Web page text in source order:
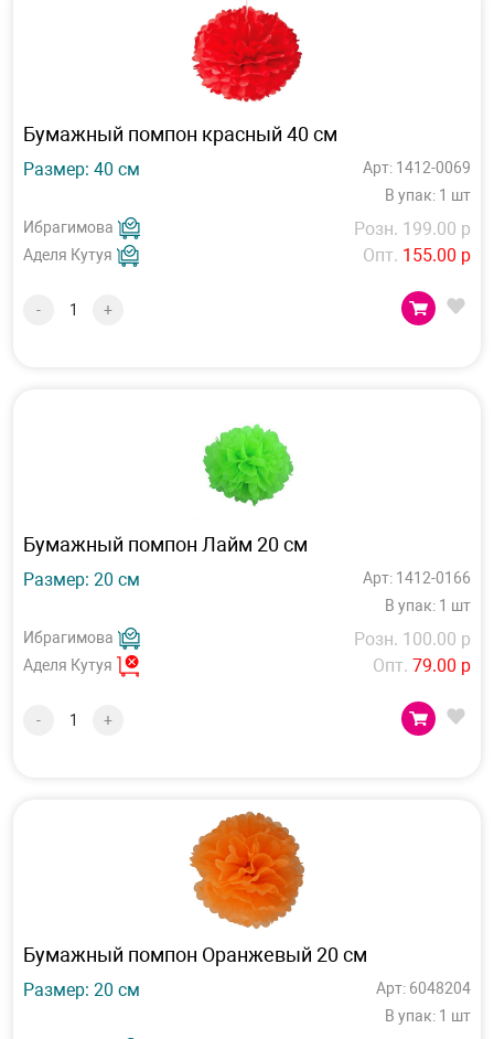
Бумажный помпон красный 40 см
Размер: 40 см
Арт: 1412-0069
В упак: 1 шт
Ибрагимова
Аделя Кутуя
Розн. 199.00 р
Опт. 155.00 р
- +
Бумажный помпон Лайм 20 см
Размер: 20 см
Арт: 1412-0166
В упак: 1 шт
Ибрагимова
Аделя Кутуя
Розн. 100.00 р
Опт. 79.00 р
- +
Бумажный помпон Оранжевый 20 см
Размер: 20 см
Арт: 6048204
В упак: 1 шт